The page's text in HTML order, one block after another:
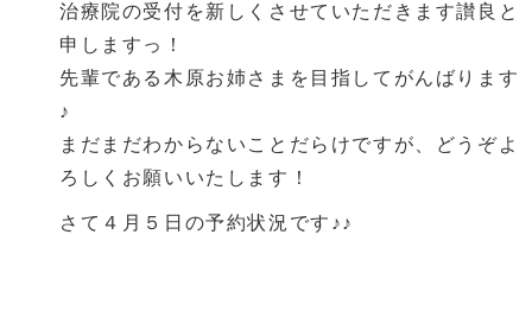
治療院の受付を新しくさせていただきます讃良と
申しますっ！
先輩である木原お姉さまを目指してがんばります
♪
まだまだわからないことだらけですが、どうぞよ
ろしくお願いいたします！
さて４月５日の予約状況です♪♪